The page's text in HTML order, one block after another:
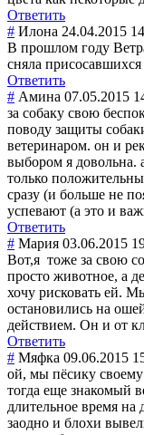
Ответить
# Илона 24.04.2015
В прошлом году
сняла присосавшихся
Ответить
# Амина 07.05.2015
за собаку свою
поводу защиты
ветеринаром. он и
выбором я довольна.
только
сразу (и больше не
успевают (а это и
Ответить
# Мария 03.06.2015
Вот,я тоже за свою
просто животное, а
хочу рисковать ей.
остановились на
действием. Он и от
Ответить
# Мяфка 09.06.2015
ой, мы пёсику
тогда еще знакомый
длительное время на
заодно и блохи